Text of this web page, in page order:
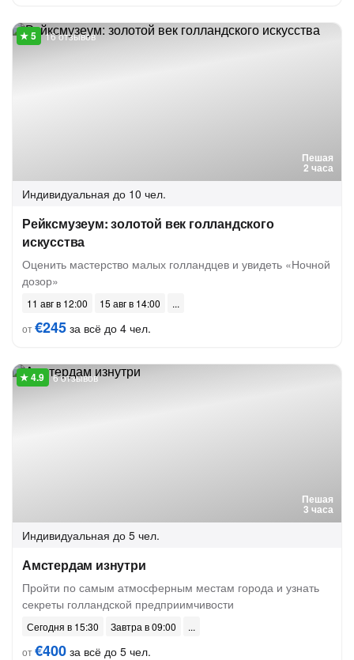
Пешая
2 часа
16 отзывов
Индивидуальная до 10 чел.
Рейксмузеум: золотой век голландского
искусства
Оценить мастерство малых голландцев и увидеть «Ночной
дозор»
11 авг в 12:00
15 авг в 14:00
от€245 за всё до 4 чел.
Пешая
3 часа
6 отзывов
Индивидуальная до 5 чел.
Амстердам изнутри
Пройти по самым атмосферным местам города и узнать
секреты голландской предприимчивости
Сегодня в 15:30
Завтра в 09:00
от€400 за всё до 5 чел.